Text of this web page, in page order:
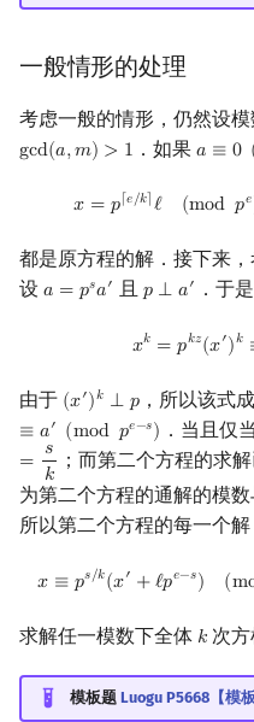
一般情形的处理
考虑一般的情形，仍然设模
gcd(𝑎,𝑚) > 1
gcd(a,m)> 1 ．如果𝑎 ≡ 0
a ≡0 (
𝑥 = 𝑝⌈𝑒/𝑘⌉ℓ (mod 𝑝𝑒
x=p⌈e / ℓ(mod p
都是原方程的解．接下来，
设 𝑎 = 𝑝𝑠𝑎′
a =p sa′ 且 𝑝 ⟂ 𝑎′
p ⟂a ′ ．于
𝑥𝑘 = 𝑝𝑘𝑧(𝑥′)𝑘
xk=pkz(x′) k
由于 (𝑥′)𝑘 ⟂ 𝑝
(x′)k⟂ p ，所以该式
≡ 𝑎′ (mod 𝑝𝑒−𝑠) ．当且仅当
= 𝑠
𝑘
；而第二个方程的求
为第二个方程的通解的模
所以第二个方程的每一个解
𝑥 ≡ 𝑝𝑠/𝑘(𝑥′ +ℓ𝑝𝑒−𝑠) (m
x≡ps/ k(x′+ℓpe− )(
求解任一模数下全体 𝑘
k 次
模板题 Luogu P5668【模